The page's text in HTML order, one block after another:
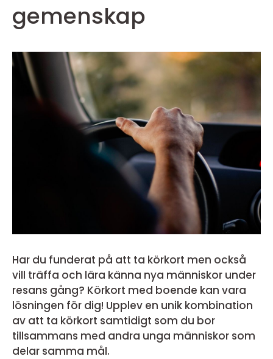
gemenskap
Har du funderat på att ta körkort men också
vill träffa och lära känna nya människor under
resans gång? Körkort med boende kan vara
lösningen för dig! Upplev en unik kombination
av att ta körkort samtidigt som du bor
tillsammans med andra unga människor som
delar samma mål.